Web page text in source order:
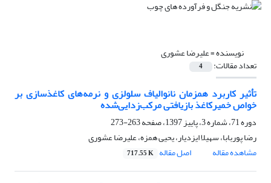
نویسنده =علیرضا عشوری
تعداد مقالات: 4
تأثیر کاربرد همزمان نانوالیاف سلولزی و نرمه‌های کاغذسازی بر
خواص خمیرکاغذ بازیافتی مرکب‌زدایی‌شده
دوره 71، شماره 3، پاییز 1397، صفحه
263-273
رضا پوربابا، سهیلا ایزدیار، یحیی همزه، علیرضا عشوری
مشاهده مقاله
اصل مقاله 717.55 K